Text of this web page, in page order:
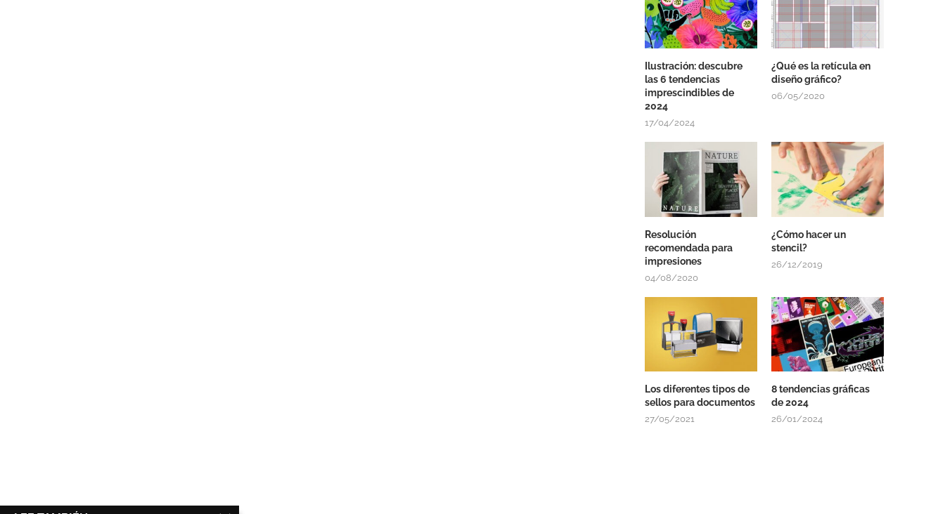
Ilustración: descubre
las 6 tendencias
imprescindibles de
2024
17/04/2024
¿Qué es la retícula en
diseño gráfico?
06/05/2020
Resolución
recomendada para
impresiones
04/08/2020
¿Cómo hacer un
stencil?
26/12/2019
Los diferentes tipos de
sellos para documentos
27/05/2021
8 tendencias gráficas
de 2024
26/01/2024